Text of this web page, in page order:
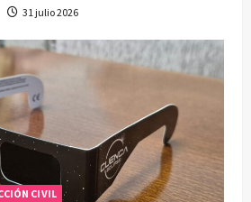
31 julio 2026
CIVIL